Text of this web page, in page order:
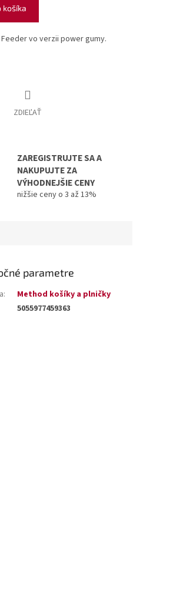
košíka
vo verzii power gumy.
ZDIEĽAŤ
ZAREGISTRUJTE SA A
NAKUPUJTE ZA
VÝHODNEJŠIE CENY
nižšie ceny o 3 až 13%
parametre
:
Method košíky a plničky
5055977459363